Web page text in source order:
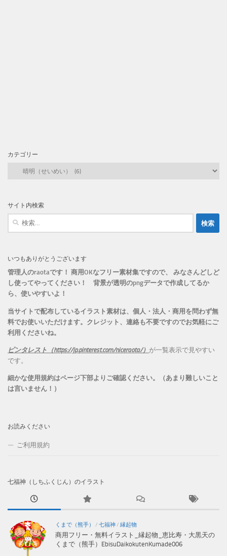
カテゴリー
ー
サイト内検索
検
いつもありがとうございます
管理人のraotaです！ 商用OKなフリー素材集ですので、 みなさんどしど
し使ってやってください！ 背景が透明のpngデータで作成してるか
ら、 使いやすいよ！
当サイトで配布しているイラスト素材は、個人・法人・商用を問わず無
料でお使いいただけます。 クレジット、連絡も不要ですのでお気軽にご
利用くださいね。
ピンタレスト（https://jp.pinterest.com/niceraota/） が一覧表示で見やすい
です。
細かな使用規約はページ下部よりご確認ください。（あまり難しいこと
は言いません！）
お読みください
ご利用規約
七福神（しちふくじん）のイラスト
くまで（熊手） / 七福神/ 縁起物
商用フリー・無料イラスト_縁起物_恵比寿・大黒天の
くまで（熊手）EbisuDaikokutenKumade006